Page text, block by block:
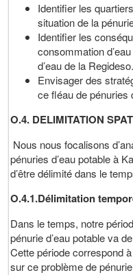
Identifier les
situation de la
Identifier les
consommation
d’eau de la Regideso.
Envisager des
ce fléau de pénuries
O.4. DELIMITATION
Nous nous focalisons
pénuries d’eau potable à
d’être délimité dans le
O.4.1.Délimitation
Dans le temps, notre
pénurie d’eau potable va
Cette période correspond
sur ce problème de pénurie